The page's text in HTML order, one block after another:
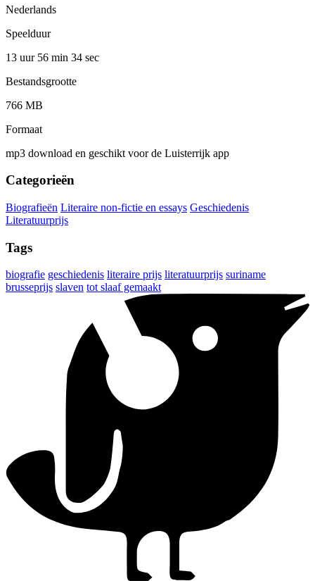
Nederlands
Speelduur
13 uur 56 min 34 sec
Bestandsgrootte
766 MB
Formaat
mp3 download en geschikt voor de Luisterrijk app
Categorieën
Biografieën Literaire non-fictie en essays Geschiedenis
Literatuurprijs
Tags
biografie geschiedenis literaire prijs literatuurprijs suriname
brusseprijs slaven tot slaaf gemaakt